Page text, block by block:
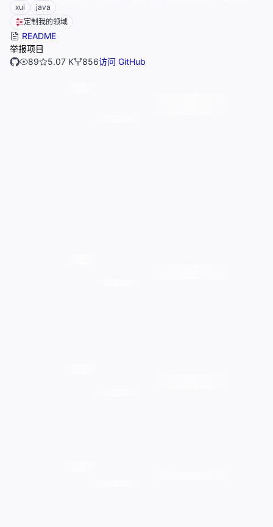
xui
java
定制我的领域
README
举报项目
89
5.07 K 856访问 GitHub